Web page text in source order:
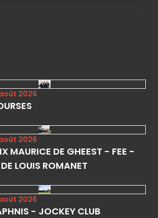
août 2026
août 2026
MAURICE DE GHEEST - FEE -
LOUIS ROMANET
août 2026
- JOCKEY CLUB